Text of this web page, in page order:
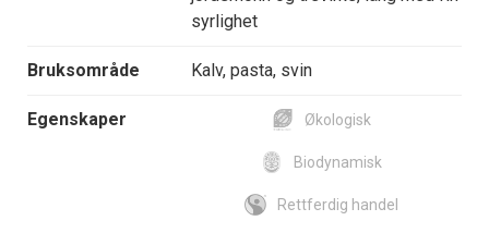
syrlighet
Bruksområde Kalv, pasta, svin
Egenskaper Økologisk
Biodynamisk
Rettferdig handel